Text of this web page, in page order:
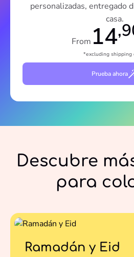
personalizadas, entregado
casa.
From 14
*excluding shipping
Prueba ahora
Descubre
para
Ramadán y Eid